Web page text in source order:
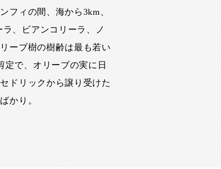
フィの間、海から3km、
、ビアンコリーラ、ノ
ーブ樹の樹齢は最も若い
定で、オリーブの実に日
ドリックから譲り受けた
かり。